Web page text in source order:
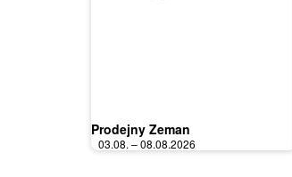
Prodejny Zeman
03.08. – 08.08.2026